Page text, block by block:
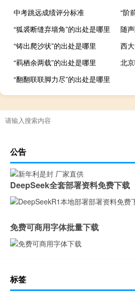
中考跳远成绩评分标准
“阶
“狐裘断缝弃墙角”的出处是哪里
随
“铸出爬沙状”的出处是哪里
西
“羁栖余两载”的出处是哪里
北
“翻翻联联脚力尽”的出处是哪里
公告
DeepSeek全套部署资料免费下载
免费可商用字体批量下载
标签